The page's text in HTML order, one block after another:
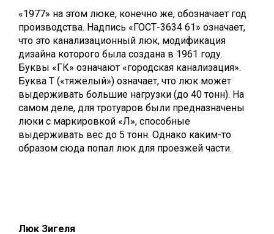
«1977» на этом люке, конечно же, обозначает год
производства. Надпись «ГОСТ-3634 61» означает,
что это канализационный люк, модификация
дизайна которого была создана в 1961 году.
Буквы «ГК» означают «городская канализация».
Буква Т («тяжелый») означает, что люк может
выдерживать большие нагрузки (до 40 тонн). На
самом деле, для тротуаров были предназначены
люки с маркировкой «Л», способные
выдерживать вес до 5 тонн. Однако каким-то
образом сюда попал люк для проезжей части.
Люк Зигеля